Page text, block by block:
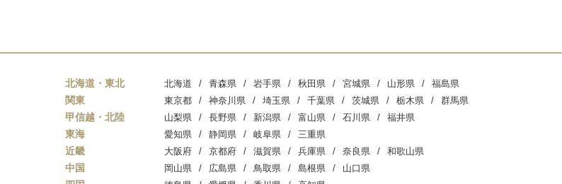
北海道・東北 北海道 青森県 岩手県 秋田県 宮城県 山形県 福島県
関東 東京都 神奈川県 埼玉県 千葉県 茨城県 栃木県 群馬県
甲信越・北陸 山梨県 長野県 新潟県 富山県 石川県 福井県
東海 愛知県 静岡県 岐阜県 三重県
近畿 大阪府 京都府 滋賀県 兵庫県 奈良県 和歌山県
中国 岡山県 広島県 鳥取県 島根県 山口県